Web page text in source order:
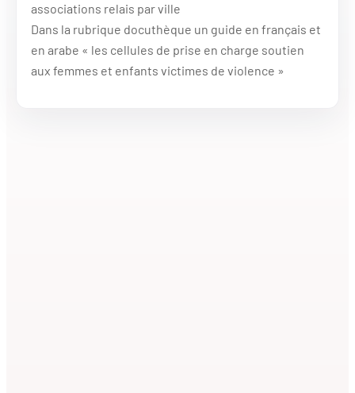
associations relais par ville
Dans la rubrique docuthèque un guide en français et
en arabe « les cellules de prise en charge soutien
aux femmes et enfants victimes de violence »